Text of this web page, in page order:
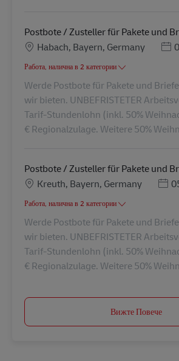
Postbote / Zusteller für Pakete und
Местоположение
Habach, Bayern, Germany
Работа, налична в 2 категории
Werde Postbote für Pakete und
wir bieten. UNBEFRISTETER
Tarif-Stundenlohn (inkl. 50%
€ Regionalzulage. Weitere 50%
Postbote / Zusteller für Pakete und
Местоположение
Kreuth, Bayern, Germany
Работа, налична в 2 категории
Werde Postbote für Pakete und
wir bieten. UNBEFRISTETER
Tarif-Stundenlohn (inkl. 50%
€ Regionalzulage. Weitere 50%
Вижте Повече